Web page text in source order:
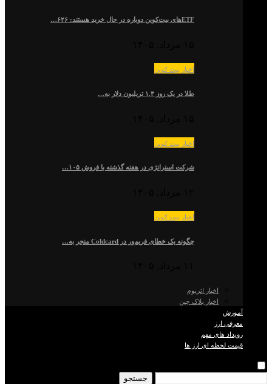
ETFهای بیت‌کوین دوباره در حال خرید هستند: ۶۲۶…
اخبار بیت کوین
طلا در یک روز ۱.۳ تریلیون دلار به…
اخبار بیت کوین
شرکت استراتژی در هفته گذشته با فروش ۱۰۵…
اخبار بیت کوین
چگونه یک خطای فریم‌ور در Coldcard منجر به…
اخبار اتریوم
اخبار بلاک چین
آموزش
معرفی ارز
رویداد های مهم
قیمت لحظه ای ارز ها
جستجو